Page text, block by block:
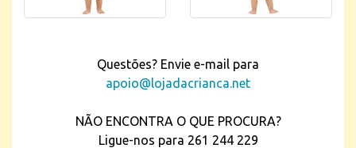
Questões? Envie e-mail para
apoio@lojadacrianca.net
NÃO ENCONTRA O QUE PROCURA?
Ligue-nos para 261 244 229